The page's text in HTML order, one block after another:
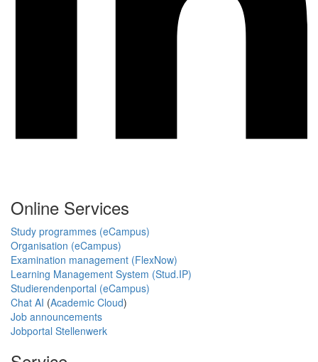
Online Services
Study programmes (eCampus)
Organisation (eCampus)
Examination management (FlexNow)
Learning Management System (Stud.IP)
Studierendenportal (eCampus)
Chat AI (Academic Cloud)
Job announcements
Jobportal Stellenwerk